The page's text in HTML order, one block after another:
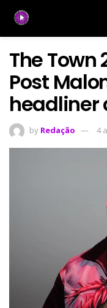
The Town
Post
headliner
by Redação 4